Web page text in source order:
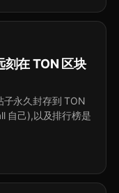
在 TON 区块
子永久封存到 TON
自己),以及排行榜是